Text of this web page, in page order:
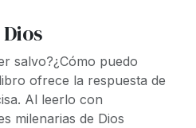
salvo?¿Cómo puedo
ofrece la respuesta de
Al leerlo con
milenarias de Dios